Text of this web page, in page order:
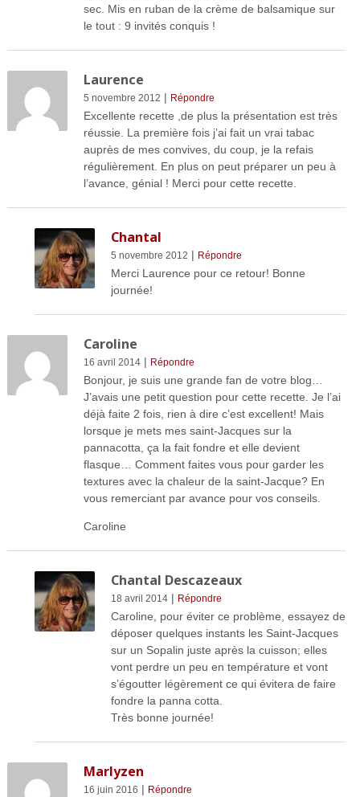
sec. Mis en ruban de la crème de balsamique sur
le tout : 9 invités conquis !
Laurence
5 novembre 2012 | Répondre
Excellente recette ,de plus la présentation est très
réussie. La première fois j’ai fait un vrai tabac
auprès de mes convives, du coup, je la refais
régulièrement. En plus on peut préparer un peu à
l’avance, génial ! Merci pour cette recette.
Chantal
5 novembre 2012 | Répondre
Merci Laurence pour ce retour! Bonne
journée!
Caroline
16 avril 2014| Répondre
Bonjour, je suis une grande fan de votre blog…
J’avais une petit question pour cette recette. Je l’ai
déjà faite 2 fois, rien à dire c’est excellent! Mais
lorsque je mets mes saint-Jacques sur la
pannacotta, ça la fait fondre et elle devient
flasque… Comment faites vous pour garder les
textures avec la chaleur de la saint-Jacque? En
vous remerciant par avance pour vos conseils.
Caroline
Chantal Descazeaux
18 avril 2014| Répondre
Caroline, pour éviter ce problème, essayez de
déposer quelques instants les Saint-Jacques
sur un Sopalin juste après la cuisson; elles
vont perdre un peu en température et vont
s’égoutter légèrement ce qui évitera de faire
fondre la panna cotta.
Très bonne journée!
Marlyzen
16 juin 2016 | Répondre